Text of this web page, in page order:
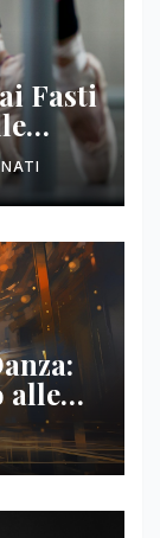
Fasti
alle